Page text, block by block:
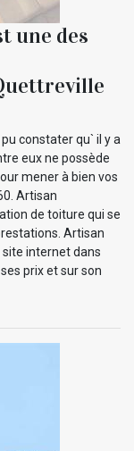
une des
constater qu` il y a
eux ne possède
mener à bien vos
Artisan
de toiture qui se
Artisan
internet dans
prix et sur son